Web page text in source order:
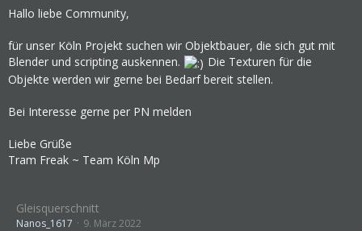
Hallo liebe Community,
für unser Köln Projekt suchen wir Objektbauer, die sich gut mit
Blender und scripting auskennen.
Die Texturen für die
Objekte werden wir gerne bei Bedarf bereit stellen.
Bei Interesse gerne per PN melden
Liebe Grüße
Tram Freak ~ Team Köln Mp
Gleisquerschnitt
Nanos_1617 9. März 2022